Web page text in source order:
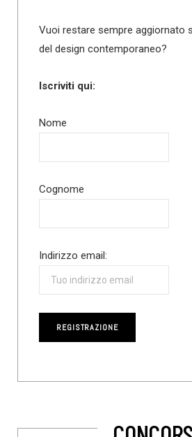
Vuoi restare sempre aggiornato
del design contemporaneo?
Iscriviti qui:
Nome
Cognome
Indirizzo email: